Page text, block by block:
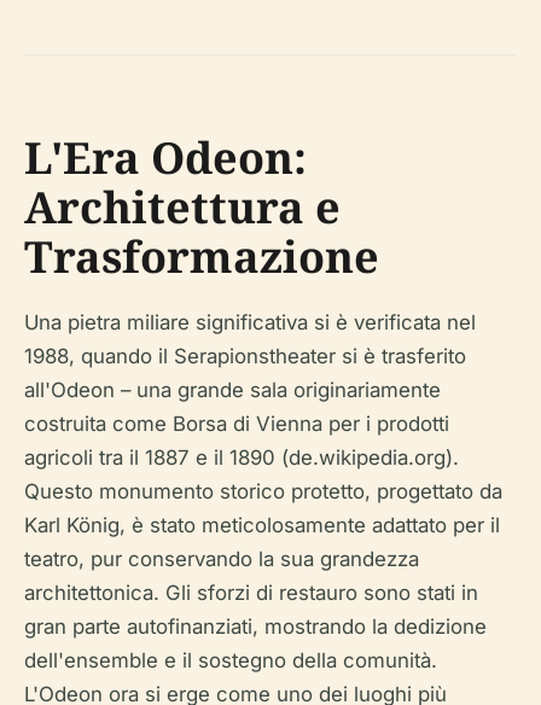
L'Era Odeon:
Architettura e
Trasformazione
Una pietra miliare significativa si è verificata nel
1988, quando il Serapionstheater si è trasferito
all'Odeon – una grande sala originariamente
costruita come Borsa di Vienna per i prodotti
agricoli tra il 1887 e il 1890 (de.wikipedia.org).
Questo monumento storico protetto, progettato da
Karl König, è stato meticolosamente adattato per il
teatro, pur conservando la sua grandezza
architettonica. Gli sforzi di restauro sono stati in
gran parte autofinanziati, mostrando la dedizione
dell'ensemble e il sostegno della comunità.
L'Odeon ora si erge come uno dei luoghi più